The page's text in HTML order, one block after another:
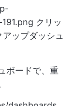
クリッ
ップダッシュ
ボードで、重